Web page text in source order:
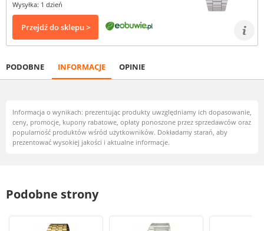
Wysyłka: 1 dzień
Przejdź do sklepu >
PODOBNE INFORMACJE OPINIE
Informacja o wynikach: prezentując produkty uwzględniamy ich dopasowanie,
ceny, promocje, kupony rabatowe, opłaty ponoszone przez sprzedawców oraz
popularność produktów wśród użytkowników. Dokładamy starań, aby
prezentować wysokiej jakości i aktualne informacje.
Podobne strony